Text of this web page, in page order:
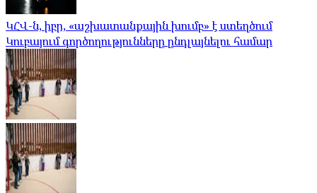
ԿՀՎ-ն, իբր, «աշխատանքային խումբ» է ստեղծում
Կուբայում գործողությունները ընդլայնելու համար